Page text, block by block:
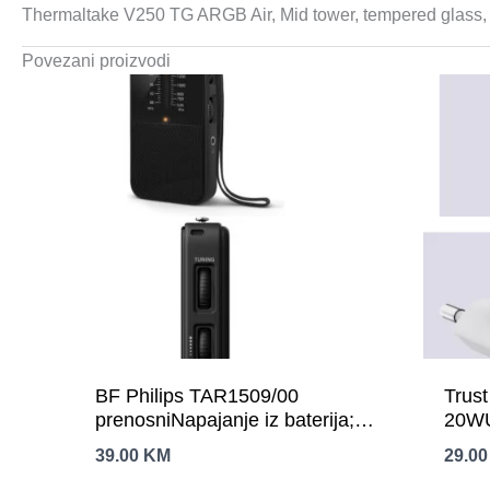
Thermaltake V250 TG ARGB Air, Mid tower, tempered
Povezani proizvodi
BF Philips TAR1509/00
prenosniNapajanje iz baterija;
FM/AMAnalogno podešavanje
39.00 KM 29.00